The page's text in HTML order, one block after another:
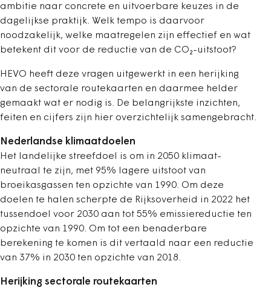
ambitie naar concrete en uitvoerbare keuzes in de
dagelijkse praktijk. Welk tempo is daarvoor
noodzakelijk, welke maatregelen zijn effectief en wat
betekent dit voor de reductie van de CO₂-uitstoot?
HEVO heeft deze vragen uitgewerkt in een herijking
van de sectorale routekaarten en daarmee helder
gemaakt wat er nodig is. De belangrijkste inzichten,
feiten en cijfers zijn hier overzichtelijk samengebracht.
Nederlandse klimaat­doelen
Het landelijke streefdoel is om in 2050 klimaat­
neutraal te zijn, met 95% lagere uitstoot van
broeikasgassen ten opzichte van 1990. Om deze
doelen te halen scherpte de Rijksoverheid in 2022 het
tussendoel voor 2030 aan tot 55% emissiereductie ten
opzichte van 1990. Om tot een benaderbare
berekening te komen is dit vertaald naar een reductie
van 37% in 2030 ten opzichte van 2018.
Herijking sectorale routekaarten